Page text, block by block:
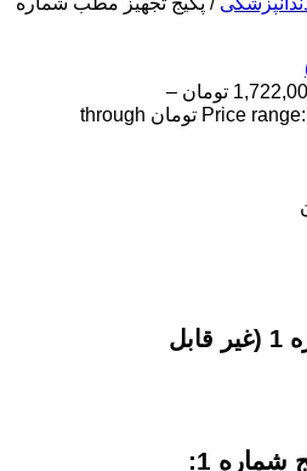
تومان –
Price range: 1,350,000 تومان through
پکیج تجهیز مطب شماره 1 (غیر قابل
1: